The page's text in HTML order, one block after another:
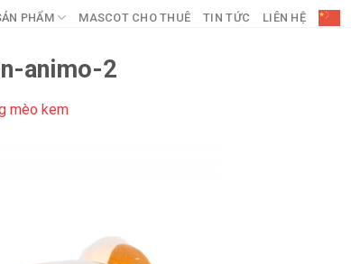
PHẨM MASCOT CHO THUÊ TIN TỨC LIÊN HỆ
animo-2
mèo kem